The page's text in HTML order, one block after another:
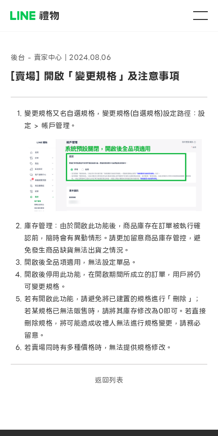
後台 - 賣家中心 ｜ 2024.08.06
[賣場] 開啟「變更規格」及注意事項
變更規格又名自選規格，變更規格(自選規格)設定路徑：設
定 > 帳戶管理。
庫存管理：由於開啟此功能後，商品庫存在訂單被執行確
認前，隨時會有異動情形。請更加留意商品庫存管控，避
免發生商品缺貨無法出貨之情況。
開啟後全品項適用，無法設定單品。
開啟後停用此功能，在開啟期間所成立的訂單，用戶將仍
可變更規格。
若有開啟此功能，請避免將已建置的規格進行「刪除」；
若某規格已無法販售時，請將其庫存修改為0即可。若直接
刪除規格，將可能造成收禮人無法進行規格變更，請務必
留意。
若賣場同時有多種價格時，無法提供規格修改。
返回列表